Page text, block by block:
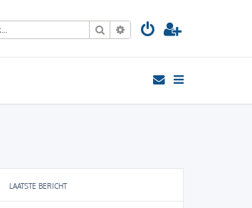
Zoek Uitgebreid zoeken
LAATSTE BERICHT